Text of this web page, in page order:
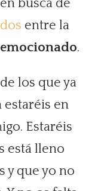
busca de
entre la
.
los que ya
estaréis en
Estaréis
está lleno
y que yo no